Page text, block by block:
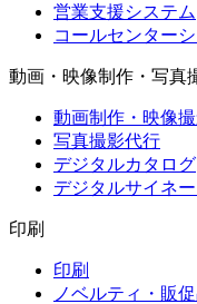
営業支援システム
コールセンター
動画・映像制作・写真
動画制作・映像
写真撮影代行
デジタルカタログ
デジタルサイネ
印刷
印刷
ノベルティ・販